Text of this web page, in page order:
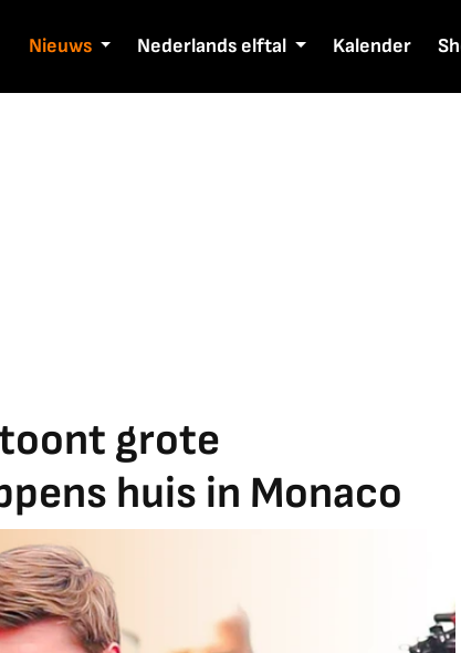
Nieuws Nederlands elftal Kalender
grote
huis in Monaco